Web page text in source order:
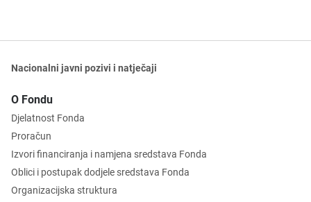
Nacionalni javni pozivi i natječaji
O Fondu
Djelatnost Fonda
Proračun
Izvori financiranja i namjena sredstava Fonda
Oblici i postupak dodjele sredstava Fonda
Organizacijska struktura